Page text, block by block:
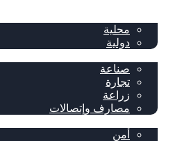
محلية
دولية
صناعة
تجارة
زراعة
مصارف وإتصالات
أمن